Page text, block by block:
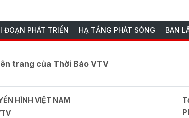
ĐOẠN PHÁT TRIỂN HẠ TẦNG PHÁT SÓNG BAN
trang của Thời Báo VTV
HÌNH VIỆT NAM